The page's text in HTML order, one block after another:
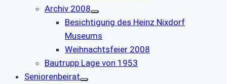
Archiv 2008
Besichtigung des Heinz Nixdorf
Museums
Weihnachtsfeier 2008
Bautrupp Lage von 1953
Seniorenbeirat